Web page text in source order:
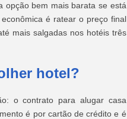
opção bem mais barata se está
é ratear o preço final
mais salgadas nos hotéis três
hotel?
o contrato para alugar casa
é por cartão de crédito e é